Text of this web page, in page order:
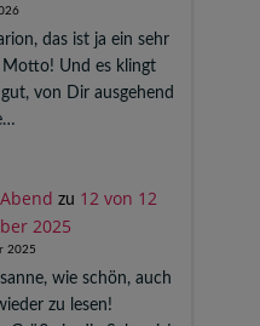
das ist ja ein sehr
Motto! Und es klingt
von Dir ausgehend
zu 12 von 12
2025
2025
wie schön, auch
zu lesen!